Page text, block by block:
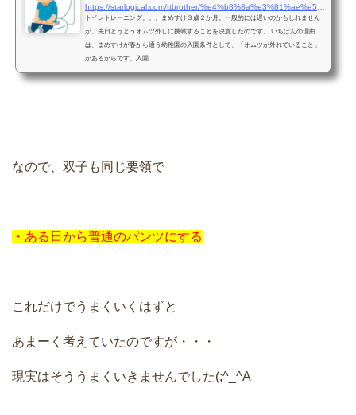
https://starlogical.com/ttbrother/%e4%b8%8a%e3%81%ae%e5%ad%90%e3%81%ae%e3%83%88%e3%82%a4%e3%83%ac%e3%83%88%e3%83%ac%e3%83%bc%e3%83%8b%e3%83%b3%e3%82%b0/
トイレトレーニング。。。まめすけ３歳２か月。一般的には遅いのかもしれません
が、先日とうとうオムツ外しに挑戦することを決意したのです。 いちばんの理由
は、まめすけが春から通う幼稚園の入園条件として、「オムツが外れていること」
があるからです。入園...
なので、双子も同じ要領で
・ある日から普通のパンツにする
これだけでうまくいくはずと
あまーく考えていたのですが・・・
現実はそううまくいきませんでした(;^_^A